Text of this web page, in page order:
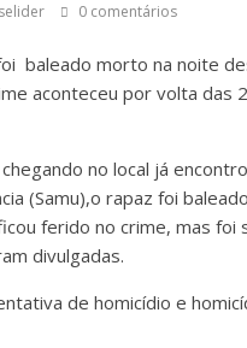
0 comentários
baleado morto na noite
aconteceu por volta das
no local já
(Samu),o rapaz foi
ferido no crime, mas
divulgadas.
de homicídio e